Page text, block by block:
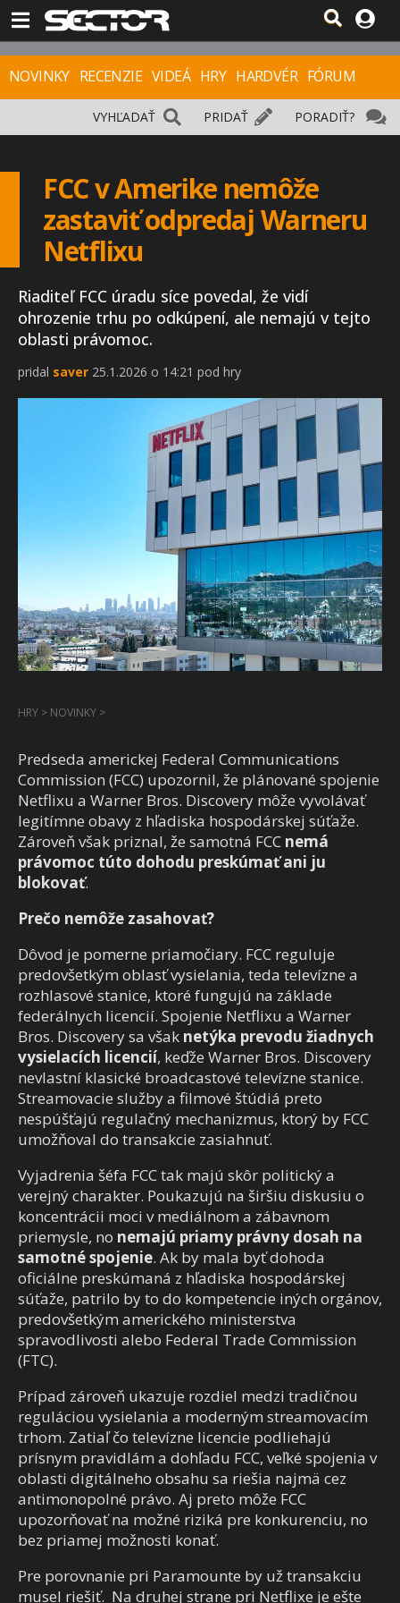
NOVINKY RECENZIE VIDEÁ HRY HARDVÉR FÓRUM
PORADIŤ?
PRIDAŤ
VYHĽADAŤ
FCC v Amerike nemôže
zastaviť odpredaj Warneru
Netflixu
Riaditeľ FCC úradu síce povedal, že vidí
ohrozenie trhu po odkúpení, ale nemajú v tejto
oblasti právomoc.
pridal saver 25.1.2026 o 14:21 pod hry
HRY > NOVINKY >
Predseda americkej Federal Communications
Commission (FCC) upozornil, že plánované spojenie
Netflixu a Warner Bros. Discovery môže vyvolávať
legitímne obavy z hľadiska hospodárskej súťaže.
Zároveň však priznal, že samotná FCC nemá
právomoc túto dohodu preskúmať ani ju
blokovať.
Prečo nemôže zasahovať?
Dôvod je pomerne priamočiary. FCC reguluje
predovšetkým oblasť vysielania, teda televízne a
rozhlasové stanice, ktoré fungujú na základe
federálnych licencií. Spojenie Netflixu a Warner
Bros. Discovery sa však netýka prevodu žiadnych
vysielacích licencií, keďže Warner Bros. Discovery
nevlastní klasické broadcastové televízne stanice.
Streamovacie služby a filmové štúdiá preto
nespúšťajú regulačný mechanizmus, ktorý by FCC
umožňoval do transakcie zasiahnuť.
Vyjadrenia šéfa FCC tak majú skôr politický a
verejný charakter. Poukazujú na širšiu diskusiu o
koncentrácii moci v mediálnom a zábavnom
priemysle, no nemajú priamy právny dosah na
samotné spojenie. Ak by mala byť dohoda
oficiálne preskúmaná z hľadiska hospodárskej
súťaže, patrilo by to do kompetencie iných orgánov,
predovšetkým amerického ministerstva
spravodlivosti alebo Federal Trade Commission
(FTC).
Prípad zároveň ukazuje rozdiel medzi tradičnou
reguláciou vysielania a moderným streamovacím
trhom. Zatiaľ čo televízne licencie podliehajú
prísnym pravidlám a dohľadu FCC, veľké spojenia v
oblasti digitálneho obsahu sa riešia najmä cez
antimonopolné právo. Aj preto môže FCC
upozorňovať na možné riziká pre konkurenciu, no
bez priamej možnosti konať.
Pre porovnanie pri Paramounte by už transakciu
musel riešiť. Na druhej strane pri Netflixe je ešte